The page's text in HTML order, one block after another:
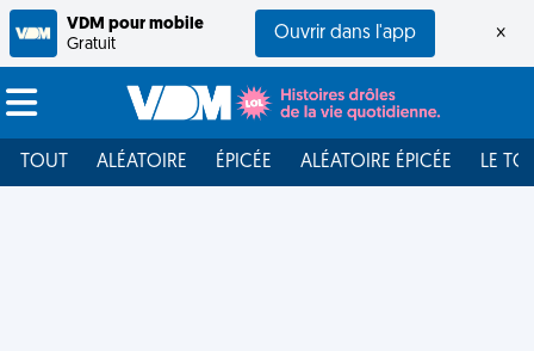
VDM pour mobile
Gratuit
Ouvrir dans l'app ×
TOUT ALÉATOIRE ÉPICÉE ALÉATOIRE ÉPICÉE LE